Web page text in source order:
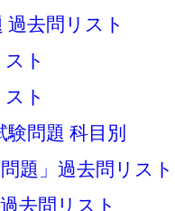
去問リスト
ト
ト
問題 科目別
題」過去問リスト
去問リスト